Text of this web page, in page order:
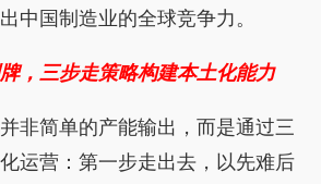
中国制造业的全球竞争力。
，三步走策略构建本土化能力
非简单的产能输出，而是通过三
运营：第一步走出去，以先难后